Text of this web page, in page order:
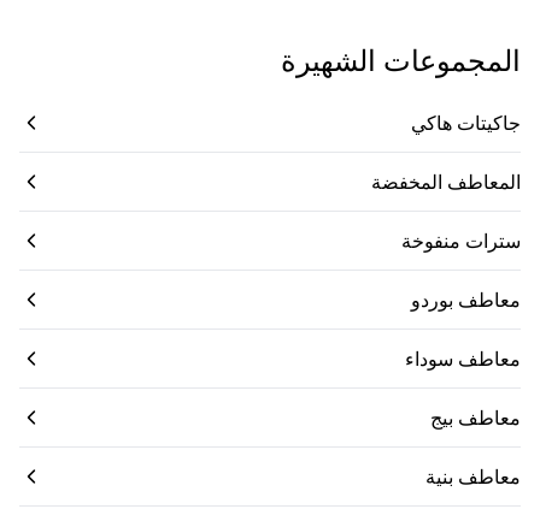
المجموعات الشهيرة
جاكيتات هاكي
المعاطف المخفضة
سترات منفوخة
معاطف بوردو
معاطف سوداء
معاطف بيج
معاطف بنية